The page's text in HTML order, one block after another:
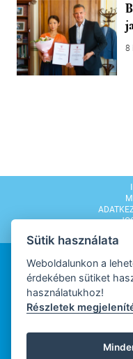
8
Sütik használata
Weboldalunkon a
érdekében sütiket
használatukhoz!
Részletek